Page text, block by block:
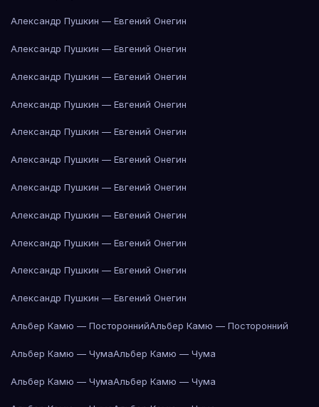
Александр Пушкин — Евгений Онегин
Александр Пушкин — Евгений Онегин
Александр Пушкин — Евгений Онегин
Александр Пушкин — Евгений Онегин
Александр Пушкин — Евгений Онегин
Александр Пушкин — Евгений Онегин
Александр Пушкин — Евгений Онегин
Александр Пушкин — Евгений Онегин
Александр Пушкин — Евгений Онегин
Александр Пушкин — Евгений Онегин
Александр Пушкин — Евгений Онегин
Альбер Камю — ПостороннийАльбер Камю — Посторонний
Альбер Камю — ЧумаАльбер Камю — Чума
Альбер Камю — ЧумаАльбер Камю — Чума